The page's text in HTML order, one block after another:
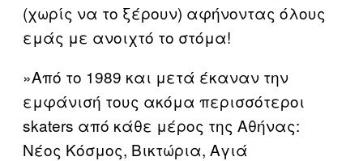
(χωρίς να το ξέρουν) αφήνοντας όλους
εμάς με ανοιχτό το στόμα!
»Από το 1989 και μετά έκαναν την
εμφάνισή τους ακόμα περισσότεροι
skaters από κάθε μέρος της Αθήνας:
Νέος Κόσμος, Βικτώρια, Αγιά